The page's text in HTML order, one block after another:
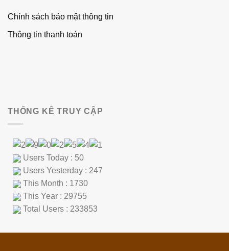
Chính sách bảo mật thông tin
Thông tin thanh toán
THỐNG KÊ TRUY CẬP
Users Today : 50
Users Yesterday : 247
This Month : 1730
This Year : 29755
Total Users : 233853